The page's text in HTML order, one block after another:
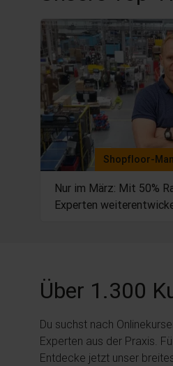
Shopfloor-
Nur im März: Mit 50%
Experten
Über 1.300
Du suchst nach
Experten aus der Praxis.
Entdecke jetzt unser